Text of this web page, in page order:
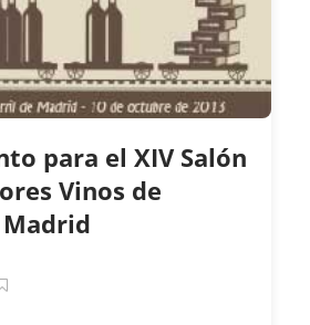
para el XIV Salón
Vinos de
Madrid